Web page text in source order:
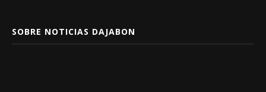
SOBRE NOTICIAS DAJABON